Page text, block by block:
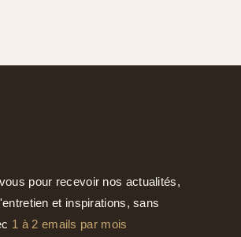
pour recevoir nos actualités,
et inspirations, sans
1 à 2 emails par mois